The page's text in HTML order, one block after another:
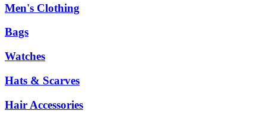
Men's Clothing
Bags
Watches
Hats & Scarves
Hair Accessories